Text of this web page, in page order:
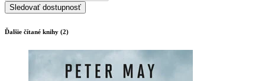
Sledovať dostupnosť
Ďalšie čítané knihy (2)